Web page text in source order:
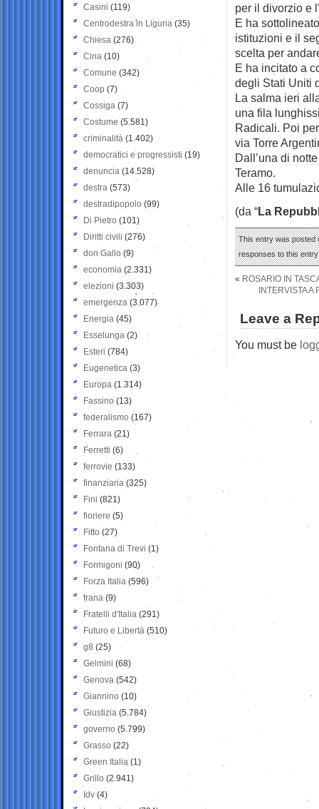
per il divorzio e
E ha
istituzioni e il
scelta per
E ha incitato a
degli Stati Uniti
La salma ieri
una fila
Radicali. Poi
via Torre
Dall’una di
Teramo.
Alle 16
(da “La
This entry was posted
responses to this
« ROSARIO IN
INTERVISTA
Leave a
You must be
Casini (119)
Centrodestra in Liguria (35)
Chiesa (276)
Cina (10)
Comune (342)
Coop (7)
Cossiga (7)
Costume (5.581)
criminalità (1.402)
democratici e progressisti (19)
denuncia (14.528)
destra (573)
destradipopolo (99)
Di Pietro (101)
Diritti civili (276)
don Gallo (9)
economia (2.331)
elezioni (3.303)
emergenza (3.077)
Energia (45)
Esselunga (2)
Esteri (784)
Eugenetica (3)
Europa (1.314)
Fassino (13)
federalismo (167)
Ferrara (21)
Ferretti (6)
ferrovie (133)
finanziaria (325)
Fini (821)
fioriere (5)
Fitto (27)
Fontana di Trevi (1)
Formigoni (90)
Forza Italia (596)
frana (9)
Fratelli d'Italia (291)
Futuro e Libertà (510)
g8 (25)
Gelmini (68)
Genova (542)
Giannino (10)
Giustizia (5.784)
governo (5.799)
Grasso (22)
Green Italia (1)
Grillo (2.941)
Idv (4)